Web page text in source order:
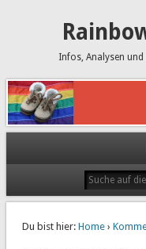
Infos, Analysen
Du bist hier: Home›